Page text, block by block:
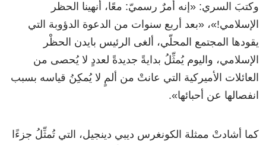
وكتبَ السري: «إنه أمرٌ رسميّ: معًا، أنهينا الحظر
الإسلامي!»، «بعد أربع سنوات من الدعوة الدؤوبة التي
يقودها المجتمع المحلّي، ألغى الرئيس بايدن الحظْر
الإسلامي، واليوم يُمثِّلُ بدايةً جديدةً لعددٍ لا يُحصى من
العائلات الأميركية التي عانتْ من ألمٍ لا يُمكِنُ قياسه بسبب
انفصالها عن أحبائها».
كما أشادتْ ممثلة الكونغرس ديبي دينجيل، التي تُمثِّلُ جزءًا